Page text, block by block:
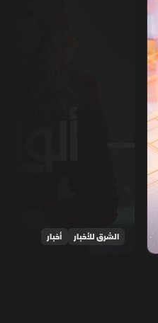
الشرق للأخبار أخبار